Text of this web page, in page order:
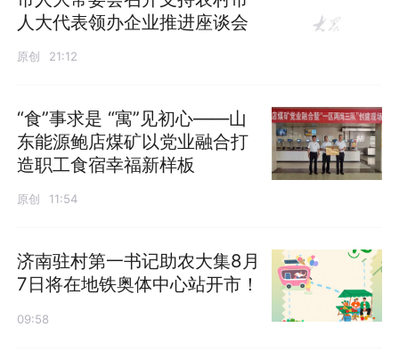
人大代表领办企业推进座谈会
原创 21:12
“食”事求是 “寓”见初心——山
东能源鲍店煤矿以党业融合打
造职工食宿幸福新样板
原创 11:54
济南驻村第一书记助农大集8月
7日将在地铁奥体中心站开市！
09:58